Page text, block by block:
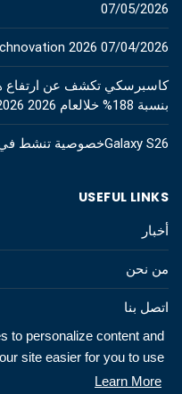
to personalize content and
site easier for you to use.
Learn More
07/05/2026
2026 07/04/2026
بنسبة 188% خلالعام 2026
Galaxy S26خصوصية تنشط في اللحظة المناسبة
USEFUL LINKS
أخبار
من نحن
اتصل بنا